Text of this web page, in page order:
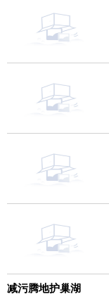
减污腾地护巢湖